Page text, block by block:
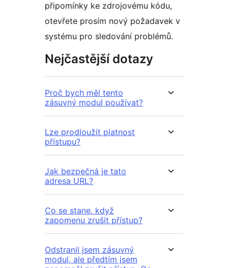
připomínky ke zdrojovému kódu,
otevřete prosím nový požadavek v
systému pro sledování problémů.
Nejčastější dotazy
Proč bych měl tento
zásuvný modul používat?
Lze prodloužit platnost
přístupu?
Jak bezpečná je tato
adresa URL?
Co se stane, když
zapomenu zrušit přístup?
Odstranil jsem zásuvný
modul, ale předtím jsem